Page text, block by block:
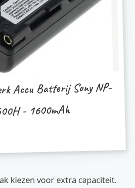
Accu Batterij Sony NP-
- 1600mAh
kiezen voor extra capaciteit.